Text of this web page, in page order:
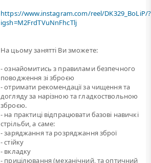
https://www.instagram.com/reel/DK329_BoLiP/?
igsh=M2FrdTVuNnFhcTlj
На цьому занятті Ви зможете:
- ознайомитись з правилами безпечного
поводження зі зброєю
- отримати рекомендації за чищення та
догляду за нарізною та гладкоствольною
зброєю.
- на практиці відпрацювати базові навичкі
стрільби, а саме:
- заряджання та розряджання зброї
- стійку
- вкладку
- прицілювання (механічний, та оптичний